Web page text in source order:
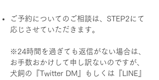
ご予約についてのご相談は、STEP2にて
応じさせていただきます。
※ 24時間を過ぎても返信がない場合は、
お手数おかけして申し訳ないのですが、
犬飼の『Twitter DM』もしくは『LINE』